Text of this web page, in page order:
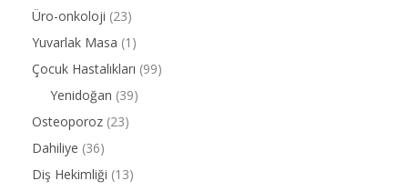
Üro-onkoloji (23)
Yuvarlak Masa (1)
Çocuk Hastalıkları (99)
Yenidoğan (39)
Osteoporoz (23)
Dahiliye (36)
Diş Hekimliği (13)